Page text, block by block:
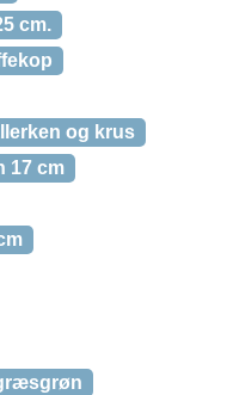
cm.
og krus
17 cm